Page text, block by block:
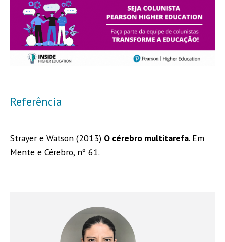
Referência
Strayer e Watson (2013) O cérebro multitarefa. Em
Mente e Cérebro, nº 61.